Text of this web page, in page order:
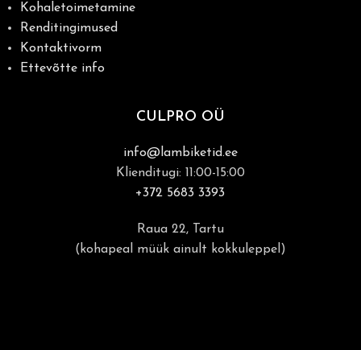
Kohaletoimetamine
Renditingimused
Kontaktivorm
Ettevõtte info
CULPRO OÜ
info@lambiketid.ee
Klienditugi: 11:00-15:00
+372 5683 3393
Raua 22, Tartu
(kohapeal müük ainult kokkuleppel)